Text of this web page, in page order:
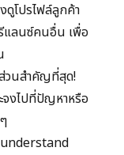
โปรไฟล์ลูกค้า
แลนซ์คนอื่น เพื่อ
วนสำคัญที่สุด!
จงไปที่ปัญหาหรือ
understand